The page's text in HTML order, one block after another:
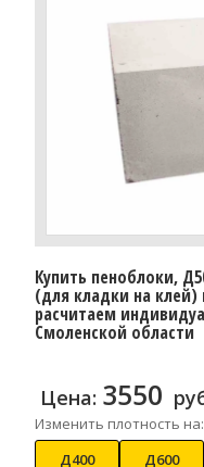
Купить пеноблоки,
(для кладки на
расчитаем
Смоленской области
Цена: 3550
Изменить плотность на:
Д400
Д600